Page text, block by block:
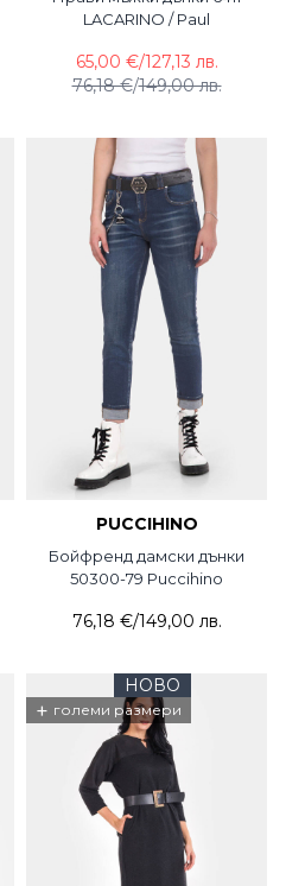
LACARINO / Paul
76,18 €/149,00 лв.
65,00 €/127,13 лв.
PUCCIHINO
Бойфренд дамски дънки
50300-79 Puccihino
76,18 €/149,00 лв.
НОВО
+ големи размери